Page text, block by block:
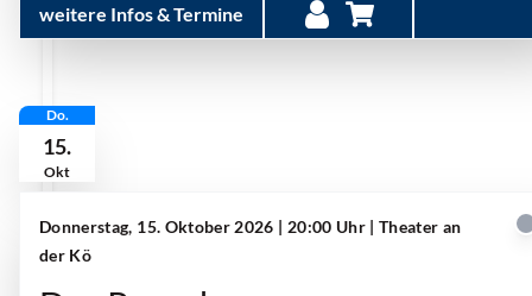
weitere Infos & Termine
Do.
15.
Okt
Donnerstag, 15. Oktober 2026 | 20:00 Uhr | Theater an
der Kö